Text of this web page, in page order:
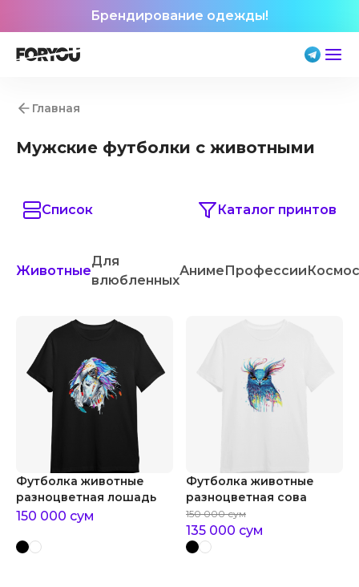
Брендирование одежды!
Главная
Мужские футболки с животными
Список Каталог принтов
Животные
Для
влюбленных
АнимеПрофессииКосмос
Футболка животные
разноцветная лошадь
150 000 сум
Футболка животные
разноцветная сова
150 000 сум
135 000 сум